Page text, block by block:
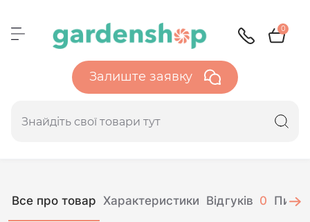
0
Залиште заявку
Все про товар Характеристики Відгуків 0